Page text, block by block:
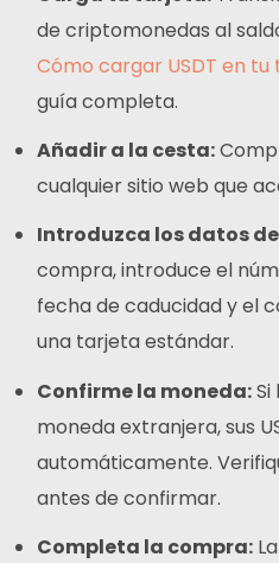
de criptomonedas al
Cómo cargar USDT en
guía completa.
Añadir a la cesta:
cualquier sitio web que
Introduzca los datos
compra, introduce el
fecha de caducidad y el
una tarjeta estándar.
Confirme la moneda:
moneda extranjera, sus
automáticamente.
antes de confirmar.
Completa la compra: